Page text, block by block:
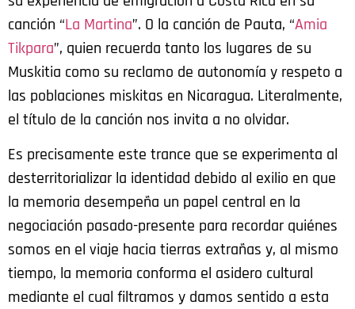
canción “La Martina”. O la canción de Pauta, “Amia
Tikpara”, quien recuerda tanto los lugares de su
Muskitia como su reclamo de autonomía y respeto a
las poblaciones miskitas en Nicaragua. Literalmente,
el título de la canción nos invita a no olvidar.
Es precisamente este trance que se experimenta al
desterritorializar la identidad debido al exilio en que
la memoria desempeña un papel central en la
negociación pasado-presente para recordar quiénes
somos en el viaje hacia tierras extrañas y, al mismo
tiempo, la memoria conforma el asidero cultural
mediante el cual filtramos y damos sentido a esta